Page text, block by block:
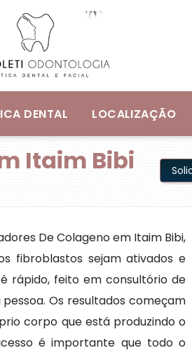
DENTAL LOCALIZAÇÃO
Itaim Bibi
De Colageno em Itaim Bibi,
fibroblastos sejam ativados e
rápido, feito em consultório de
Os resultados começam
corpo que está produzindo o
é importante que todo o